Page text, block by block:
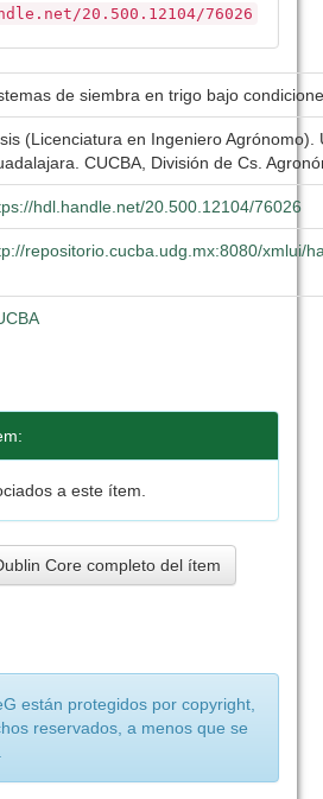
20.500.12104/76026
de siembra en trigo bajo
(Licenciatura en Ingeniero Agrónomo).
CUCBA, División de Cs.
hdl.handle.net/20.500.12104/76026
repositorio.cucba.udg.mx:8080/xmlui/
a este ítem.
Core completo del ítem
están protegidos por copyright,
reservados, a menos que se